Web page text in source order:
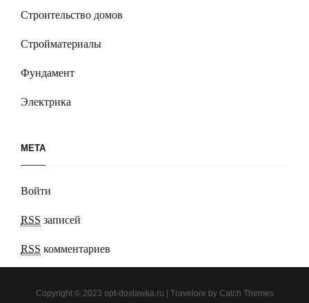
Строительство домов
Стройматериалы
Фундамент
Электрика
МЕТА
Войти
RSS записей
RSS комментариев
Copyright © 2023 opt-dostawka.ru | Travelore by Catch Themes